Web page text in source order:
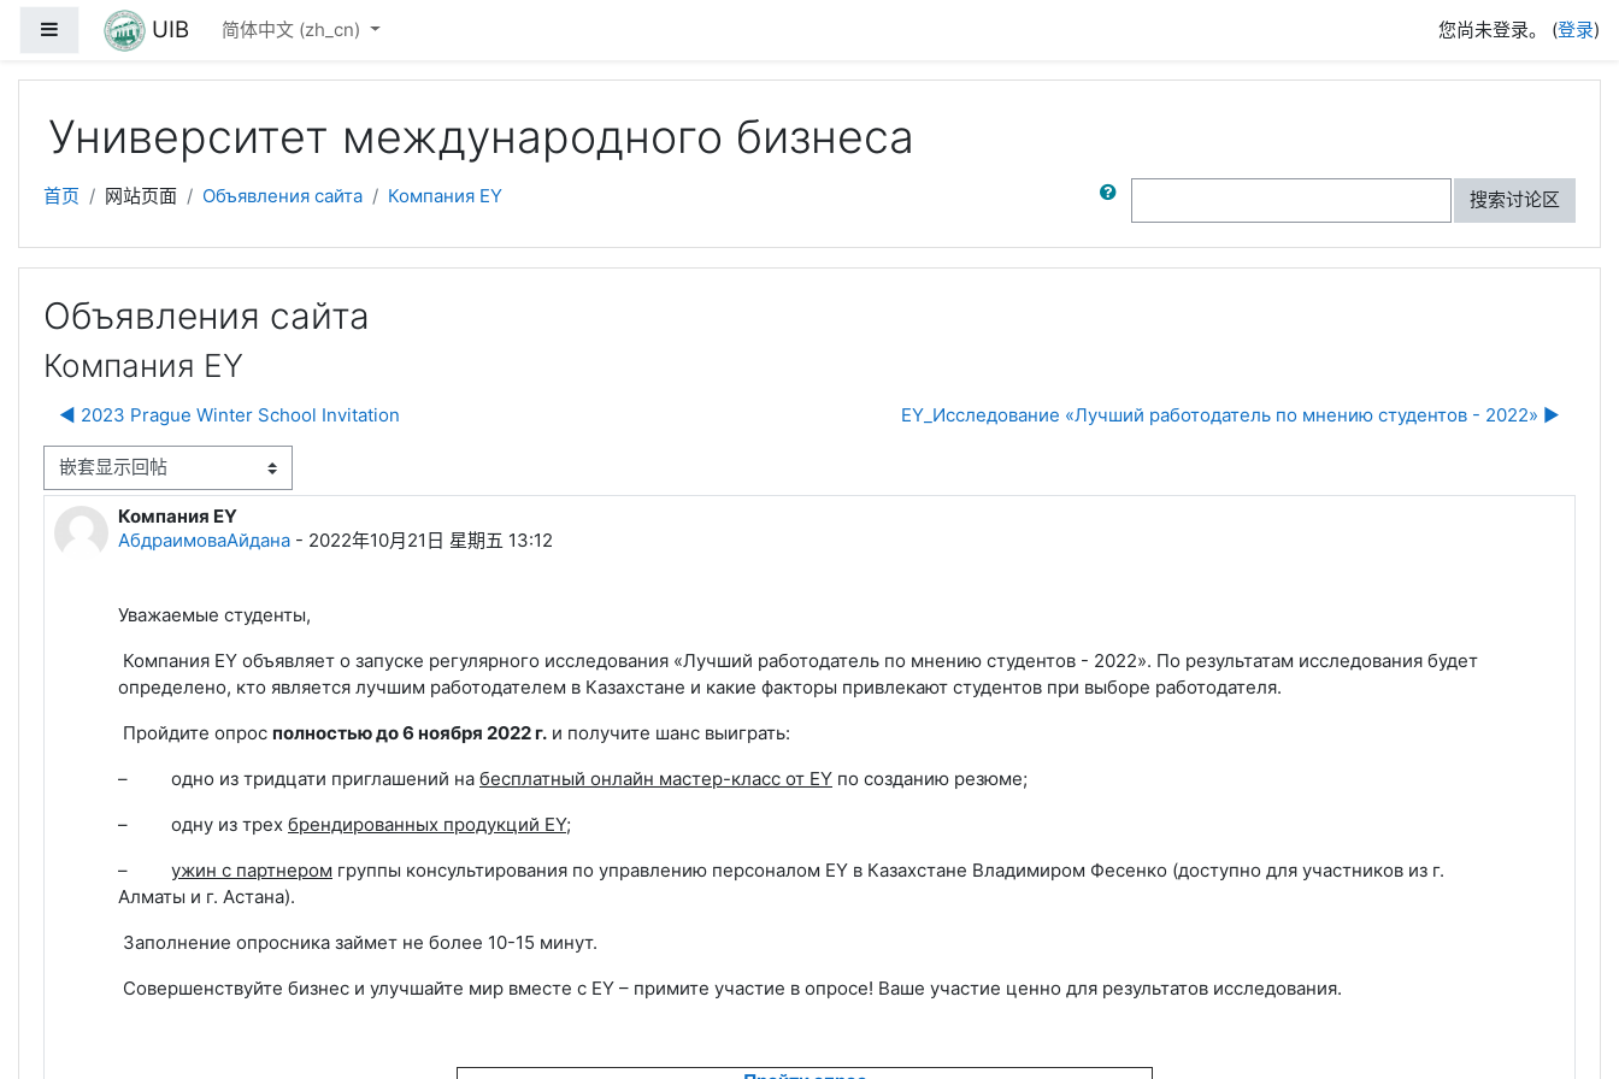
停靠面板 UIB 简体中文 ‎(zh_cn)‎ 您尚未登录。 (登录)
Университет международного бизнеса
首页 网站页面 Объявления сайта Компания EY
搜索讨论区
Объявления сайта
Компания EY
◀︎ 2023 Prague Winter School Invitation EY_Исследование «Лучший работодатель по мнению студентов - 2022» ▶︎
显示模式
Компания EY
АбдраимоваАйдана - 2022年10月21日 星期五 13:12
回帖数：0
Уважаемые студенты,
Компания EY объявляет о запуске регулярного исследования «Лучший работодатель по мнению студентов - 2022». По результатам исследования будет
определено, кто является лучшим работодателем в Казахстане и какие факторы привлекают студентов при выборе работодателя.
Пройдите опрос полностью до 6 ноября 2022 г. и получите шанс выиграть:
– одно из тридцати приглашений на бесплатный онлайн мастер-класс от EY по созданию резюме;
– одну из трех брендированных продукций EY;
– ужин с партнером группы консультирования по управлению персоналом EY в Казахстане Владимиром Фесенко (доступно для участников из г.
Алматы и г. Астана).
Заполнение опросника займет не более 10-15 минут.
Совершенствуйте бизнес и улучшайте мир вместе с EY – примите участие в опросе! Ваше участие ценно для результатов исследования.